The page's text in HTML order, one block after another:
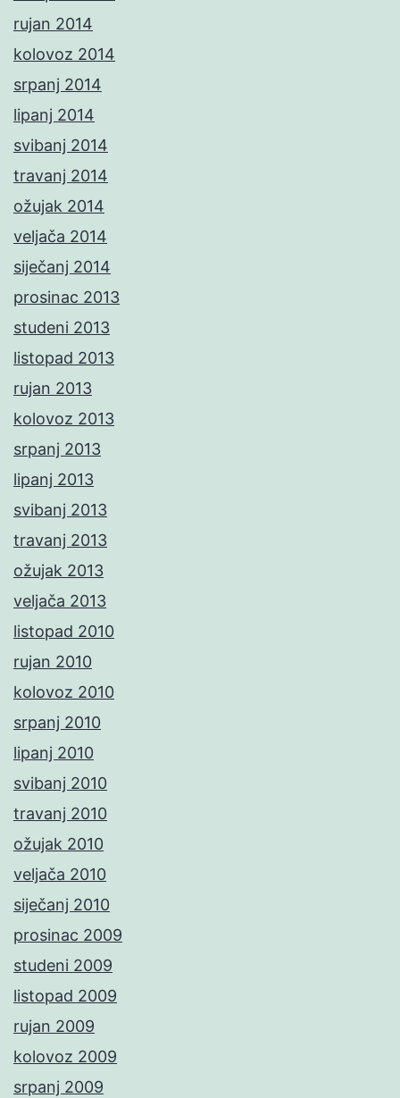
rujan 2014
kolovoz 2014
srpanj 2014
lipanj 2014
svibanj 2014
travanj 2014
ožujak 2014
veljača 2014
siječanj 2014
prosinac 2013
studeni 2013
listopad 2013
rujan 2013
kolovoz 2013
srpanj 2013
lipanj 2013
svibanj 2013
travanj 2013
ožujak 2013
veljača 2013
listopad 2010
rujan 2010
kolovoz 2010
srpanj 2010
lipanj 2010
svibanj 2010
travanj 2010
ožujak 2010
veljača 2010
siječanj 2010
prosinac 2009
studeni 2009
listopad 2009
rujan 2009
kolovoz 2009
srpanj 2009